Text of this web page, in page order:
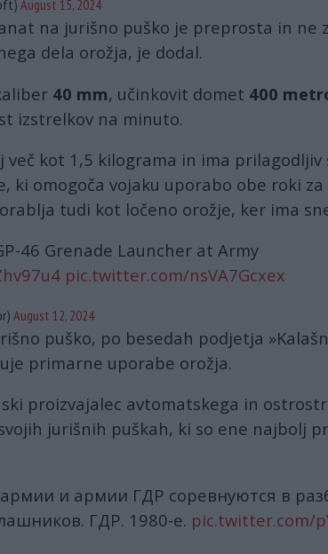
August 15, 2024
na jurišno puško je preprosta in ne
dela orožja, je dodal.
40 mm, učinkovit domet 400
izstrelkov na minuto.
kot 1,5 kilograma in ima prilagodljiv
ki omogoča vojaku uporabo obe roki
tudi kot ločeno orožje, ker ima
46 Grenade Launcher at Army
pic.twitter.com/nsVA7Gcxex
August 12, 2024
puško, po besedah ​​podjetja
primarne uporabe orožja.
proizvajalec avtomatskega in
jurišnih puškah, ki so ene najbolj
и армии ГДР соревнуются в
ГДР. 1980-е. pic.twitter.com/